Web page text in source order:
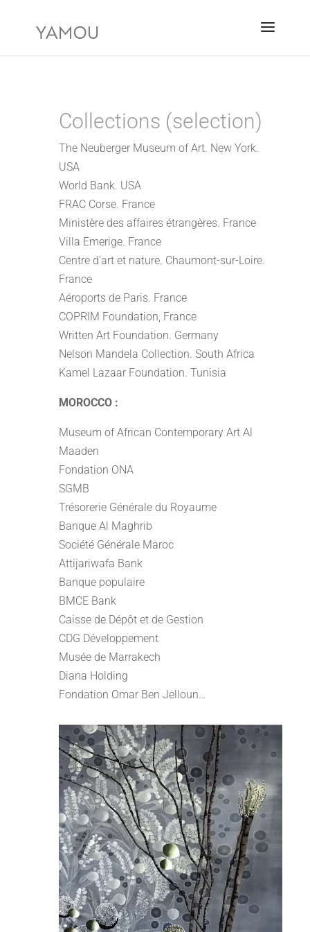
Collections (selection)
The Neuberger Museum of Art. New York.
USA
World Bank. USA
FRAC Corse. France
Ministère des affaires étrangères. France
Villa Emerige. France
Centre d’art et nature. Chaumont-sur-Loire.
France
Aéroports de Paris. France
COPRIM Foundation, France
Written Art Foundation. Germany
Nelson Mandela Collection. South Africa
Kamel Lazaar Foundation. Tunisia
MOROCCO :
Museum of African Contemporary Art Al
Maaden
Fondation ONA
SGMB
Trésorerie Générale du Royaume
Banque Al Maghrib
Société Générale Maroc
Attijariwafa Bank
Banque populaire
BMCE Bank
Caisse de Dépôt et de Gestion
CDG Développement
Musée de Marrakech
Diana Holding
Fondation Omar Ben Jelloun…